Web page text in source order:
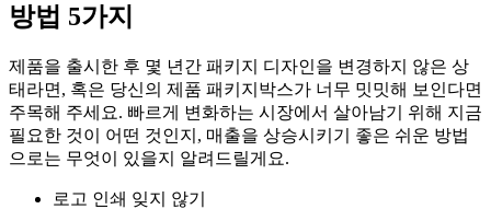
방법 5가지
제품을 출시한 후 몇 년간 패키지 디자인을 변경하지 않은 상
태라면, 혹은 당신의 제품 패키지박스가 너무 밋밋해 보인다면
주목해 주세요. 빠르게 변화하는 시장에서 살아남기 위해 지금
필요한 것이 어떤 것인지, 매출을 상승시키기 좋은 쉬운 방법
으로는 무엇이 있을지 알려드릴게요.
로고 인쇄 잊지 않기